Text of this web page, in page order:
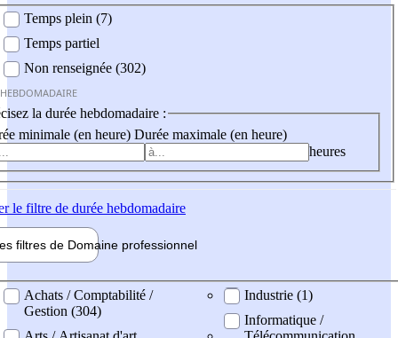
Temps plein (7)
Temps partiel
Non renseignée (302)
la durée hebdomadaire :
minimale (en heure) Durée maximale (en heure)
heures
le filtre de durée hebdomadaire
filtres de Domaine professionnel
professionel
Achats / Comptabilité /
Gestion (304)
Industrie (1)
Informatique /